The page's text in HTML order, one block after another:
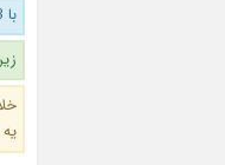
با 3 کیفیت اضافه شد.